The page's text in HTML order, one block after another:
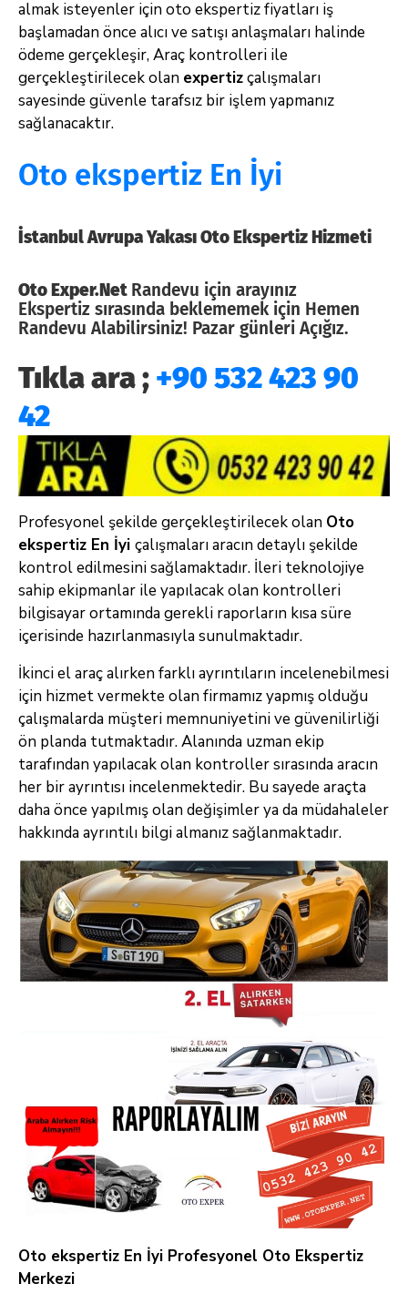
almak isteyenler için oto ekspertiz fiyatları iş
başlamadan önce alıcı ve satışı anlaşmaları halinde
ödeme gerçekleşir, Araç kontrolleri ile
gerçekleştirilecek olan expertizçalışmaları
sayesinde güvenle tarafsız bir işlem yapmanız
sağlanacaktır.
Oto ekspertiz En İyi
İstanbul Avrupa Yakası Oto Ekspertiz Hizmeti
Oto Exper.Net Randevu için arayınız
Ekspertiz sırasında beklememek için Hemen
Randevu Alabilirsiniz! Pazar günleri Açığız.
Tıkla ara ; +90 532 423 90
42
Profesyonel şekilde gerçekleştirilecek olan Oto
ekspertiz En İyi çalışmaları aracın detaylı şekilde
kontrol edilmesini sağlamaktadır. İleri teknolojiye
sahip ekipmanlar ile yapılacak olan kontrolleri
bilgisayar ortamında gerekli raporların kısa süre
içerisinde hazırlanmasıyla sunulmaktadır.
İkinci el araç alırken farklı ayrıntıların incelenebilmesi
için hizmet vermekte olan firmamız yapmış olduğu
çalışmalarda müşteri memnuniyetini ve güvenilirliği
ön planda tutmaktadır. Alanında uzman ekip
tarafından yapılacak olan kontroller sırasında aracın
her bir ayrıntısı incelenmektedir. Bu sayede araçta
daha önce yapılmış olan değişimler ya da müdahaleler
hakkında ayrıntılı bilgi almanız sağlanmaktadır.
Oto ekspertiz En İyi Profesyonel Oto Ekspertiz
Merkezi